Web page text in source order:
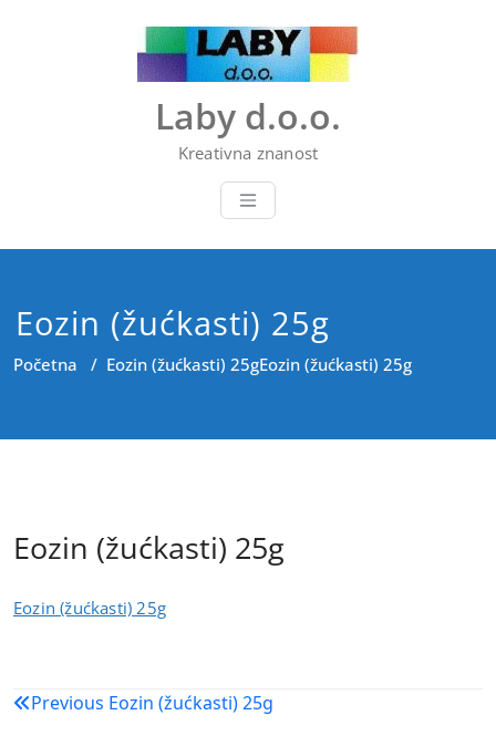
Laby d.o.o.
Kreativna znanost
Eozin (žućkasti) 25g
Početna / Eozin (žućkasti) 25gEozin (žućkasti) 25g
Eozin (žućkasti) 25g
Eozin (žućkasti) 25g
Navigacija
Previous Eozin (žućkasti) 25g